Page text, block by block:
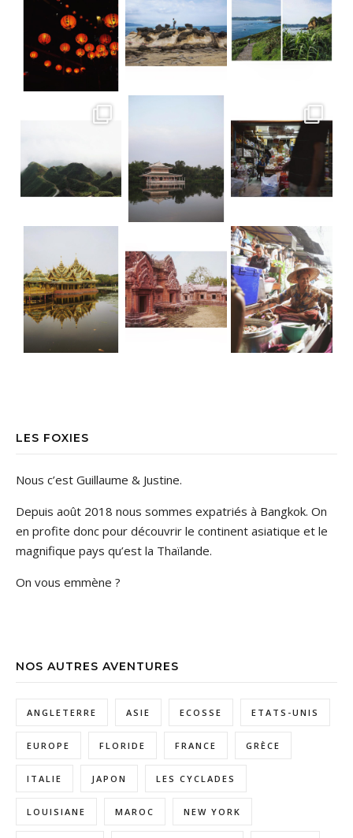
• Floating market TGIF ! La bonne nou
LES FOXIES
Nous c’est Guillaume & Justine.
Depuis août 2018 nous sommes expatriés à Bangkok. On
en profite donc pour découvrir le continent asiatique et le
magnifique pays qu’est la Thaïlande.
On vous emmène ?
NOS AUTRES AVENTURES
ANGLETERRE ASIE ECOSSE ETATS-UNIS
EUROPE FLORIDE FRANCE GRÈCE
ITALIE JAPON LES CYCLADES
LOUISIANE MAROC NEW YORK